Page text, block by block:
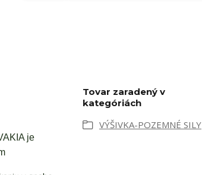
je
Tovar zaradený v
kategóriách
VÝŠIVKA-POZEMNÉ SILY